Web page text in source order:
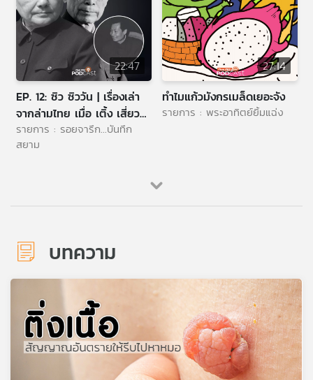
22:47
EP. 12: ซิว ซิววัน | เรื่องเล่า
จากล่ามไทย เมื่อ เติ้ง เสี่ยว
ผิง เยือนไทย
รายการ : รอยจารึก...บันทึก
สยาม
27:14
ทำไมแก้วมังกรเมล็ดเยอะจัง
รายการ : พระอาทิตย์ยิ้มแฉ่ง
บทความ